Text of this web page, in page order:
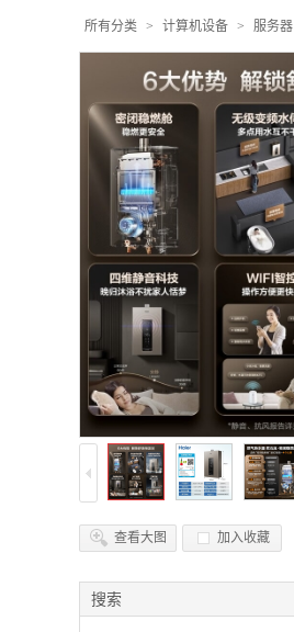
所有分类 > 计算机设备 > 服务器
查看大图 加入收藏
搜索